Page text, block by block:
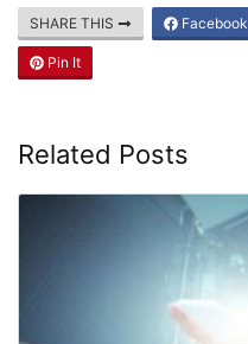
SHARE THIS Facebook
Pin It
Related Posts